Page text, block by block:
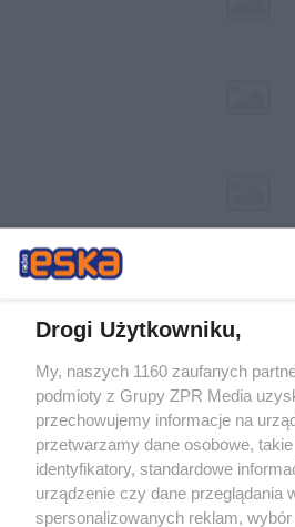
Żaden utwór zamieszczony w serwisie nie
rozpowszechniany lub dalej
tym także elektroniczny lub mechaniczny)
eksploatacji w jakiejkolwiek formie,
Internecie bez pisemnej zgody właściciela
wykorzystanie utworów w całości lub w
tzn. bez właściwej zgody, jest zabronione
ścigane prawnie.
Drogi Użytkowniku,
My, naszych 1160 zaufanych
podmioty z Grupy ZPR Media
przechowujemy informacje na
przetwarzamy dane osobowe,
identyfikatory, standardowe
urządzenie czy dane przeglądania
spersonalizowanych reklam,